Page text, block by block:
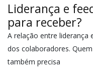
Liderança e
para receber?
A relação entre liderança
dos colaboradores.
também precisa